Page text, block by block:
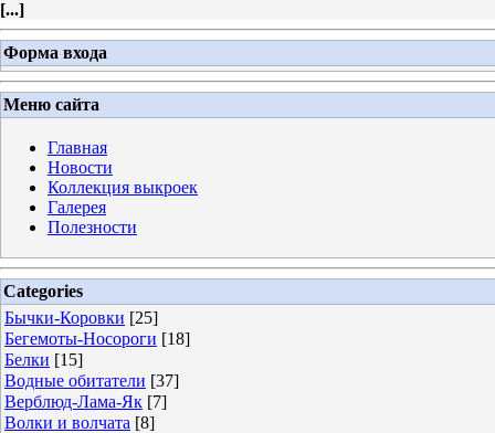
[...]
Форма входа
Меню сайта
Главная
Новости
Коллекция выкроек
Галерея
Полезности
Categories
Бычки-Коровки [25]
Бегемоты-Носороги [18]
Белки [15]
Водные обитатели [37]
Верблюд-Лама-Як [7]
Волки и волчата [8]